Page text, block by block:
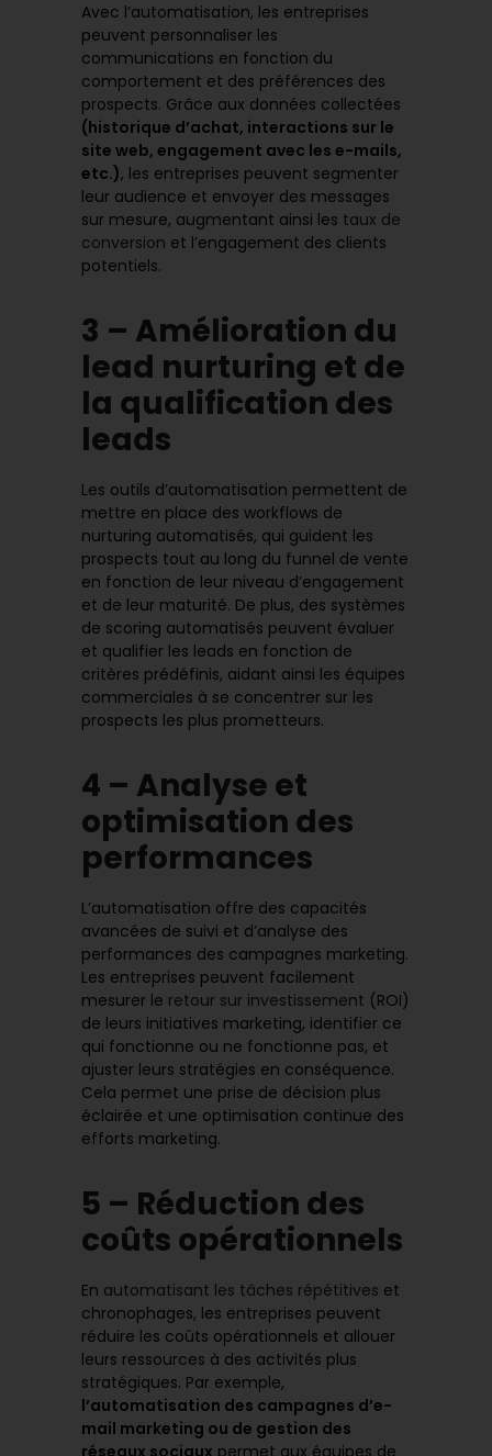
Avec l’automatisation, les entreprises
peuvent personnaliser les
communications en fonction du
comportement et des préférences des
prospects. Grâce aux données collectées
(historique d’achat, interactions sur le
site web, engagement avec les e-mails,
etc.), les entreprises peuvent segmenter
leur audience et envoyer des messages
sur mesure, augmentant ainsi les taux de
conversion et l’engagement des clients
potentiels.
3 – Amélioration du
lead nurturing et de
la qualification des
leads
Les outils d’automatisation permettent de
mettre en place des workflows de
nurturing automatisés, qui guident les
prospects tout au long du funnel de vente
en fonction de leur niveau d’engagement
et de leur maturité. De plus, des systèmes
de scoring automatisés peuvent évaluer
et qualifier les leads en fonction de
critères prédéfinis, aidant ainsi les équipes
commerciales à se concentrer sur les
prospects les plus prometteurs.
4 – Analyse et
optimisation des
performances
L’automatisation offre des capacités
avancées de suivi et d’analyse des
performances des campagnes marketing.
Les entreprises peuvent facilement
mesurer le retour sur investissement (ROI)
de leurs initiatives marketing, identifier ce
qui fonctionne ou ne fonctionne pas, et
ajuster leurs stratégies en conséquence.
Cela permet une prise de décision plus
éclairée et une optimisation continue des
efforts marketing.
5 – Réduction des
coûts opérationnels
En automatisant les tâches répétitives et
chronophages, les entreprises peuvent
réduire les coûts opérationnels et allouer
leurs ressources à des activités plus
stratégiques. Par exemple,
l’automatisation des campagnes d’e-
mail marketing ou de gestion des
réseaux sociaux permet aux équipes de